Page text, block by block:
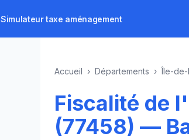
Simulateurtaxe aménagement
Accueil › Départements › Île-de-
Fiscalité de
(77458) —